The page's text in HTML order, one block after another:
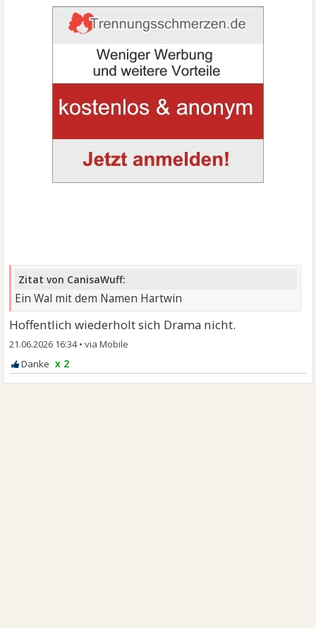
Zitat von CanisaWuff:
Ein Wal mit dem Namen Hartwin
Hoffentlich wiederholt sich Drama nicht.
21.06.2026 16:34•
x 2